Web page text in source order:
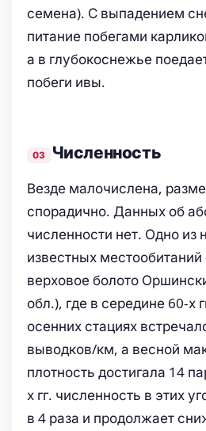
семена). С выпадением
питание побегами
а в глубокоснежье
побеги ивы.
Численность
Везде малочислена,
спорадично. Данных об
численности нет. Одно из
известных
верховое болото
обл.), где в середине 60-х
осенних стациях
выводков/км, а весной
плотность достигала 14
х гг. численность в этих
в 4 раза и продолжает